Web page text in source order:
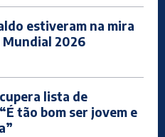
estiveram na mira
Mundial 2026
lista de
tão bom ser jovem e